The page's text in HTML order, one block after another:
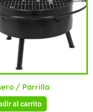
/ Parrilla
al carrito